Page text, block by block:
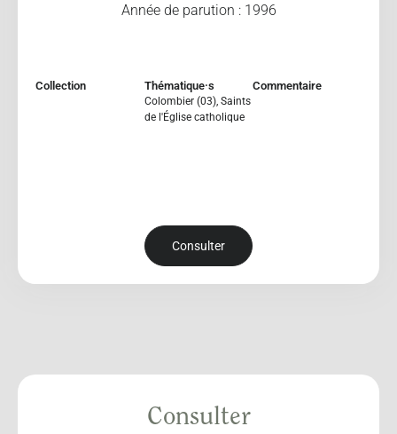
Année de parution : 1996
Collection Thématique·s
Colombier (03), Saints
de l'Église catholique
Commentaire
Consulter
Consulter